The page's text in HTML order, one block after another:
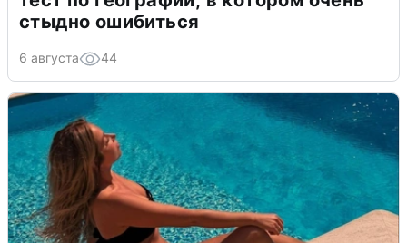
стыдно ошибиться
6 августа 44